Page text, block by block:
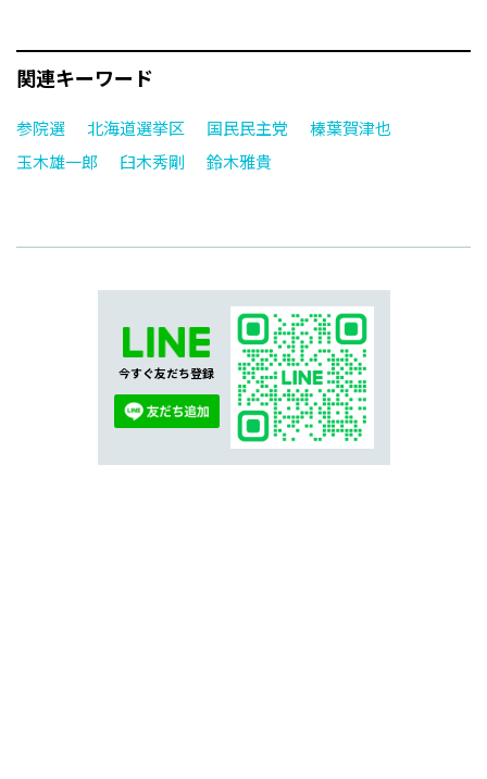
関連キーワード
参院選 北海道選挙区 国民民主党
榛葉賀津也
玉木雄一郎
臼木秀剛 鈴木雅貴
今すぐ友だち登録